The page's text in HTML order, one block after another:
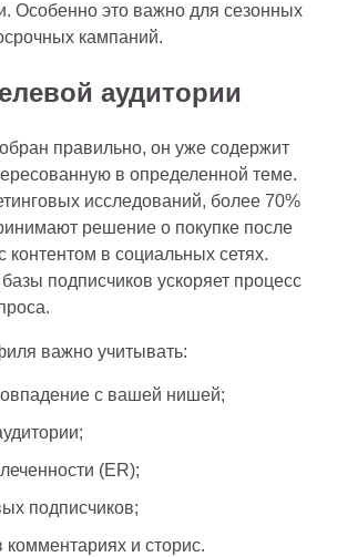
Особенно это важно для сезонных
кампаний.
аудитории
правильно, он уже содержит
в определенной теме.
исследований, более 70%
решение о покупке после
контентом в социальных сетях.
подписчиков ускоряет процесс
важно учитывать:
с вашей нишей;
(ER);
подписчиков;
комментариях и сторис.